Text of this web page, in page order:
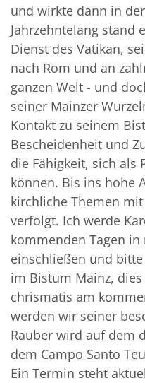
und wirkte dann in
Jahrzehntelang stand
Dienst des Vatikan,
nach Rom und an
ganzen Welt - und
seiner Mainzer
Kontakt zu seinem
Bescheidenheit und
die Fähigkeit, sich als
können. Bis ins hohe
kirchliche Themen
verfolgt. Ich werde
kommenden Tagen in
einschließen und
im Bistum Mainz,
chrismatis am
werden wir seiner
Rauber wird auf dem
dem Campo Santo
Ein Termin steht